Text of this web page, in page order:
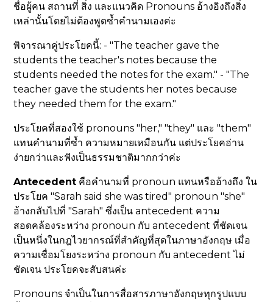
ชื่อผู้คน สถานที่ สิ่ง และแนวคิด Pronouns อ้างอิงถึงสิ่ง
เหล่านั้นโดยไม่ต้องพูดซ้ำคำนามเองค่ะ
พิจารณาคู่ประโยคนี้: - "The teacher gave the
students the teacher's notes because the
students needed the notes for the exam." - "The
teacher gave the students her notes because
they needed them for the exam."
ประโยคที่สองใช้ pronouns "her," "they" และ "them"
แทนคำนามที่ซ้ำ ความหมายเหมือนกัน แต่ประโยคอ่าน
ง่ายกว่าและฟังเป็นธรรมชาติมากกว่าค่ะ
Antecedent คือคำนามที่ pronoun แทนหรืออ้างถึง ใน
ประโยค "Sarah said she was tired" pronoun "she"
อ้างกลับไปที่ "Sarah" ซึ่งเป็น antecedent ความ
สอดคล้องระหว่าง pronoun กับ antecedent ที่ชัดเจน
เป็นหนึ่งในกฎไวยากรณ์ที่สำคัญที่สุดในภาษาอังกฤษ เมื่อ
ความเชื่อมโยงระหว่าง pronoun กับ antecedent ไม่
ชัดเจน ประโยคจะสับสนค่ะ
Pronouns จำเป็นในการสื่อสารภาษาอังกฤษทุกรูปแบบ